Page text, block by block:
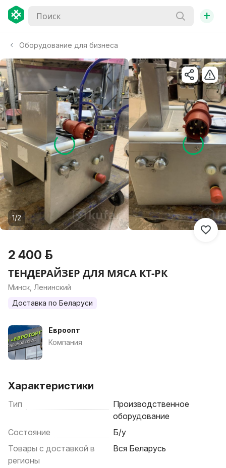
+
Оборудование для бизнеса
1/2
2 400 р.
ТЕНДЕРАЙЗЕР ДЛЯ МЯСА КТ-РК
Минск, Ленинский
Доставка по Беларуси
Евроопт
Компания
Характеристики
Тип
Производственное
оборудование
Состояние
Б/у
Товары с доставкой в
регионы
Вся Беларусь